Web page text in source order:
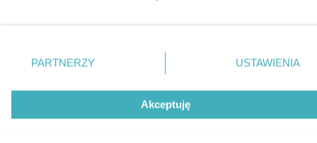
. Niektóre rodzaje przetwarzania
danych nie wymagają zgody użytkownika, ale masz prawo
zastosowania tylko na tej witrynie.
PARTNERZY USTAWIENIA
Akceptuję